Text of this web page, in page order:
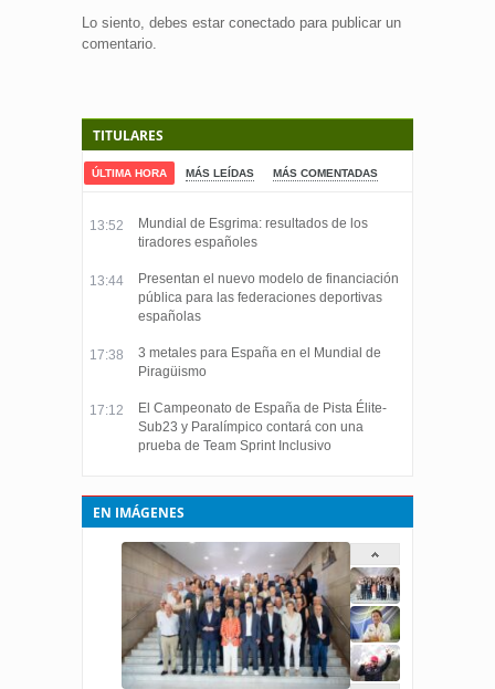
Lo siento, debes estar conectado para publicar un
comentario.
TITULARES
ÚLTIMA HORA MÁS LEÍDAS MÁS COMENTADAS
13:52
Mundial de Esgrima: resultados de los
tiradores españoles
13:44
Presentan el nuevo modelo de financiación
pública para las federaciones deportivas
españolas
17:38
3 metales para España en el Mundial de
Piragüismo
17:12
El Campeonato de España de Pista Élite-
Sub23 y Paralímpico contará con una
prueba de Team Sprint Inclusivo
EN IMÁGENES